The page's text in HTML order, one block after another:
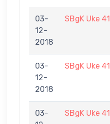
03-
12-
2018
SBgK Uke 41
03-
12-
2018
SBgK Uke 41
03-
SBgK Uke 41